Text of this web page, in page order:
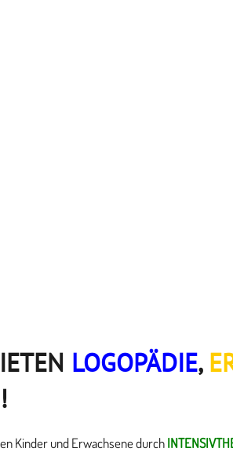
LOGOPÄDIE,
Kinder und Erwachsene durch